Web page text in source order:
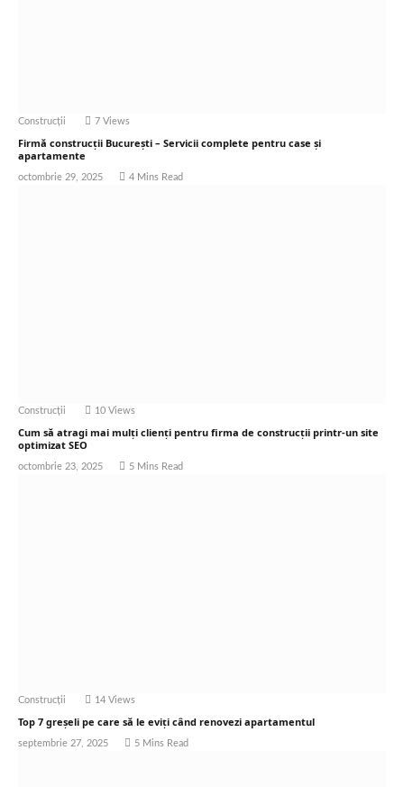
Construcții 7 Views
Firmă construcții București – Servicii complete pentru case și
apartamente
octombrie 29, 2025 4 Mins Read
Construcții 10 Views
Cum să atragi mai mulți clienți pentru firma de construcții printr-un site
optimizat SEO
octombrie 23, 2025 5 Mins Read
Construcții 14 Views
Top 7 greșeli pe care să le eviți când renovezi apartamentul
septembrie 27, 2025 5 Mins Read